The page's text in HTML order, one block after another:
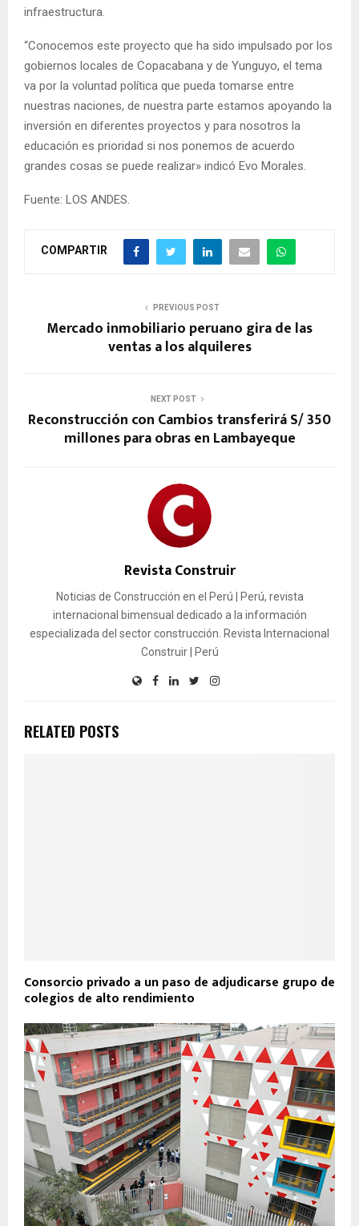
infraestructura.
“Conocemos este proyecto que ha sido impulsado por los
gobiernos locales de Copacabana y de Yunguyo, el tema
va por la voluntad política que pueda tomarse entre
nuestras naciones, de nuestra parte estamos apoyando la
inversión en diferentes proyectos y para nosotros la
educación es prioridad si nos ponemos de acuerdo
grandes cosas se puede realizar» indicó Evo Morales.
Fuente: LOS ANDES.
COMPARTIR
PREVIOUS POST
Mercado inmobiliario peruano gira de las
ventas a los alquileres
NEXT POST
Reconstrucción con Cambios transferirá S/ 350
millones para obras en Lambayeque
Revista Construir
Noticias de Construcción en el Perú | Perú, revista
internacional bimensual dedicado a la información
especializada del sector construcción. Revista Internacional
Construir | Perú
RELATED POSTS
Consorcio privado a un paso de adjudicarse grupo de
colegios de alto rendimiento